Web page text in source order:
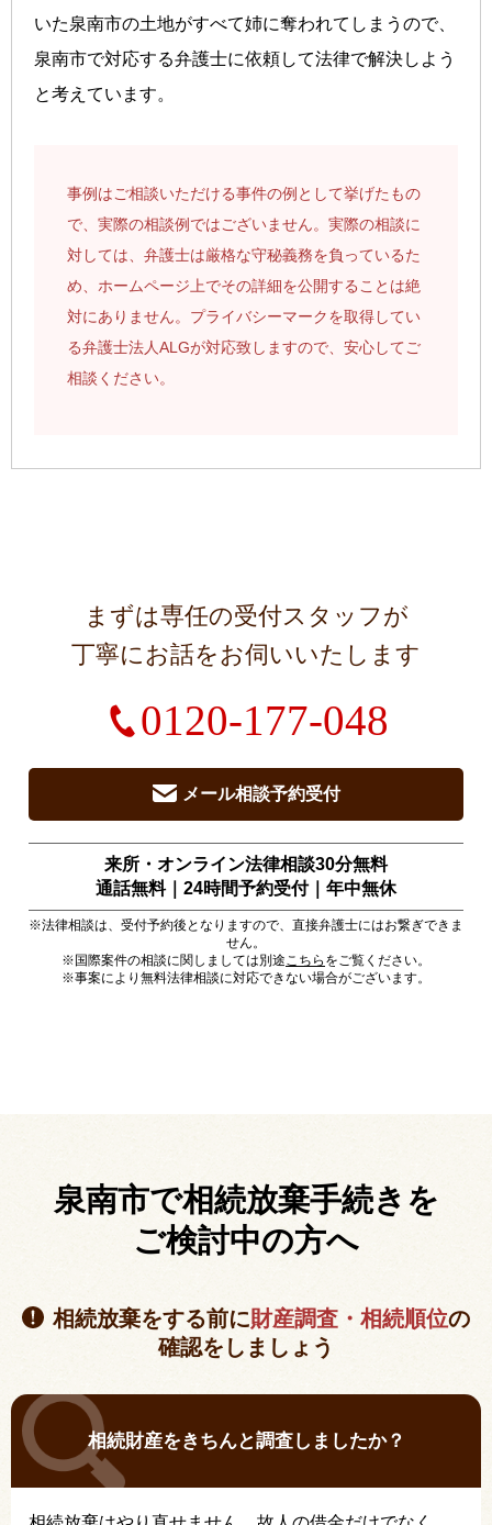
いた泉南市の土地がすべて姉に奪われてしまうので、
泉南市で対応する弁護士に依頼して法律で解決しよう
と考えています。
事例はご相談いただける事件の例として挙げたもの
で、実際の相談例ではございません。実際の相談に
対しては、弁護士は厳格な守秘義務を負っているた
め、ホームページ上でその詳細を公開することは絶
対にありません。プライバシーマークを取得してい
る弁護士法人ALGが対応致しますので、安心してご
相談ください。
まずは専任の受付スタッフが
丁寧にお話をお伺いいたします
0120-177-048
メール相談予約受付
来所・オンライン法律相談30分無料
通話無料｜24時間予約受付｜ 年中無休
※法律相談は、受付予約後となりますので、直接弁護士にはお繋ぎできま
せん。
※国際案件の相談に関しましては別途こちら をご覧ください。
※事案により無料法律相談に対応できない場合がございます。
泉南市で相続放棄手続きを
ご検討中の方へ
相続放棄をする前に財産調査・相続順位の
確認をしましょう
相続財産をきちんと調査しましたか？